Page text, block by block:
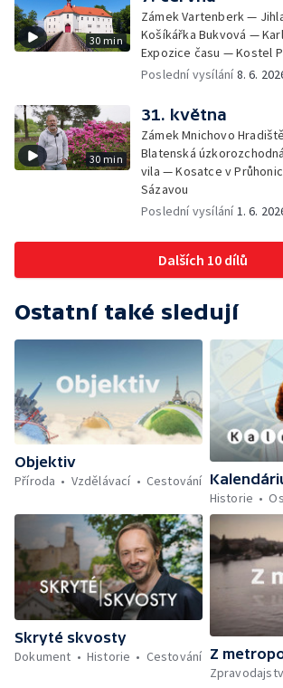
30 min
Zámek Vartenberk —
Košíkářka Bukvová —
Expozice času — Kostel
Poslední vysílání8. 6.
30 min
31. května
Zámek Mnichovo
Blatenská
vila — Kosatce v
Sázavou
Poslední vysílání 1. 6.
Dalších 10 dílů
Ostatní také sledují
Objektiv
Příroda
Vzdělávací Cestování
Historie
Skryté skvosty
Dokument
Historie Cestování Z